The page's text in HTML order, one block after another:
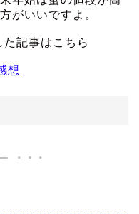
がいいですよ。
記事はこちら
想